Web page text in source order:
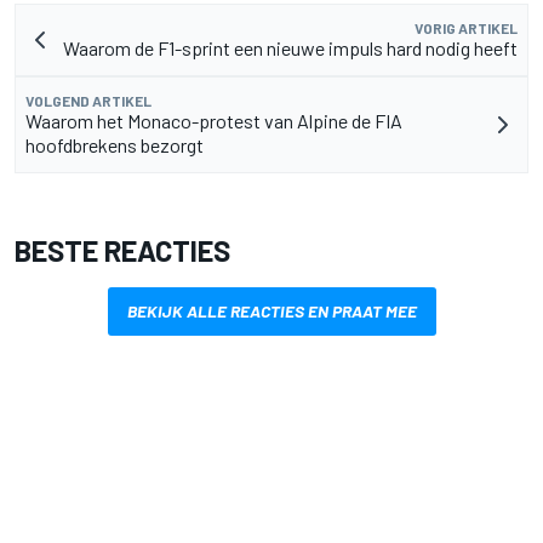
VORIG ARTIKEL
Waarom de F1-sprint een nieuwe impuls hard nodig heeft
VOLGEND ARTIKEL
Waarom het Monaco-protest van Alpine de FIA
hoofdbrekens bezorgt
BESTE REACTIES
BEKIJK ALLE REACTIES EN PRAAT MEE